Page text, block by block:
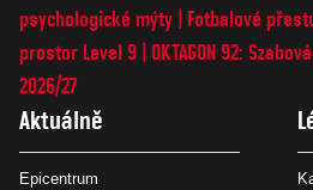
psychologické mýty
Fotbalové
prostor Level 9 OKTAGON 92:
2026/27
Aktuálně
Epicentrum